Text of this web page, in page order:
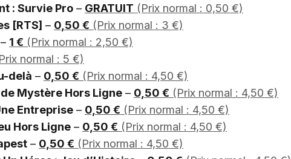
: Survie Pro – GRATUIT (Prix normal : 0,50 €)
[RTS] – 0,50 € (Prix normal : 3 €)
– 1 € (Prix normal : 2,50 €)
normal : 5 €)
delà – 0,50 € (Prix normal : 4,50 €)
Mystère Hors Ligne – 0,50 € (Prix normal : 4,50 €)
Entreprise – 0,50 € (Prix normal : 4,50 €)
Hors Ligne – 0,50 € (Prix normal : 4,50 €)
– 0,50 € (Prix normal : 4,50 €)